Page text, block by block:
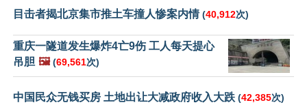
目击者揭北京集市推土车撞人惨案内情(40,912次)
重庆一隧道发生爆炸4亡9伤 工人每天提心
吊胆 🖼️ (69,561次)
中国民众无钱买房 土地出让大减政府收入大跌 (42,385次)